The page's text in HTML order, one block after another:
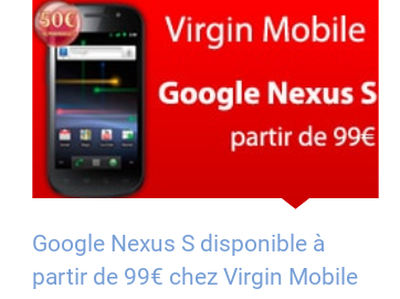
Google Nexus S disponible à
partir de 99€ chez Virgin Mobile